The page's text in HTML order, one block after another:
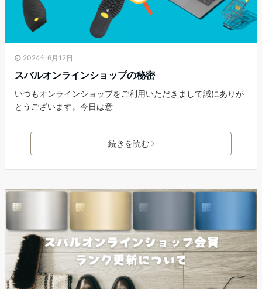
2024年6月12日
スバルオンラインショップの秘密
いつもオンラインショップをご利用いただきまして誠にありが
とうございます。今日は意
続きを読む